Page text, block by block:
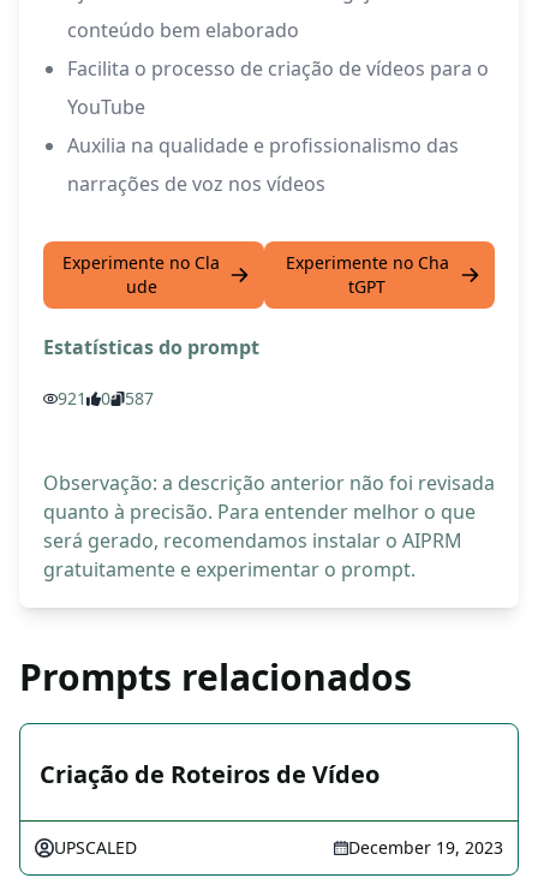
conteúdo bem elaborado
Facilita o processo de criação de vídeos para o
YouTube
Auxilia na qualidade e profissionalismo das
narrações de voz nos vídeos
Experimente no Cla
ude
Experimente no Cha
tGPT
Estatísticas do prompt
921 0 587
Observação: a descrição anterior não foi revisada
quanto à precisão. Para entender melhor o que
será gerado, recomendamos instalar o AIPRM
gratuitamente e experimentar o prompt.
Prompts relacionados
Criação de Roteiros de Vídeo
UPSCALED December 19, 2023